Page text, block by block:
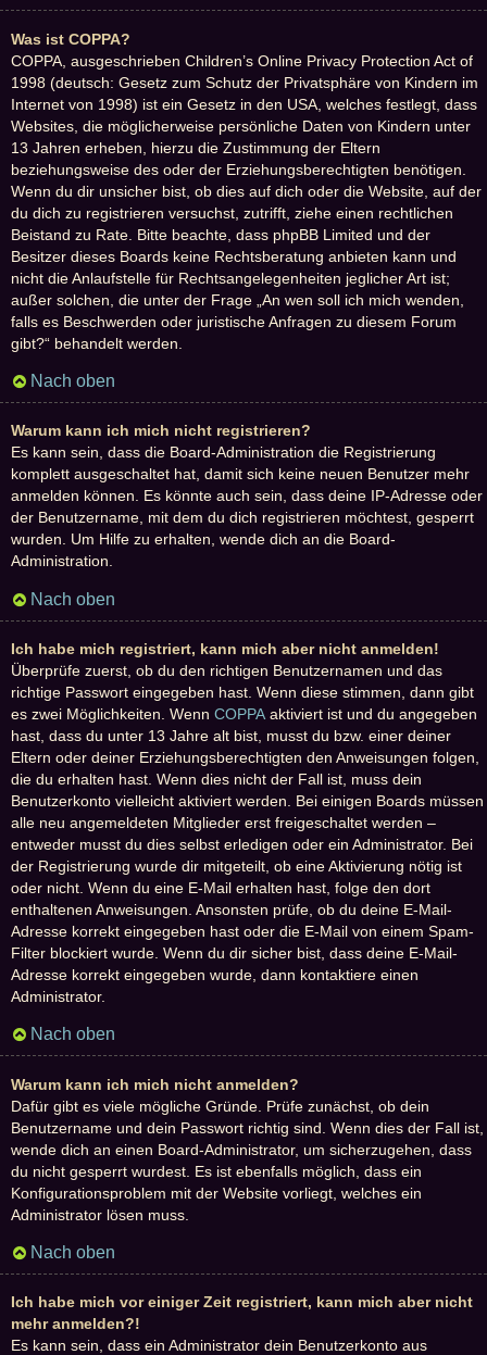
Was ist COPPA?
COPPA, ausgeschrieben Children’s Online Privacy Protection Act of
1998 (deutsch: Gesetz zum Schutz der Privatsphäre von Kindern im
Internet von 1998) ist ein Gesetz in den USA, welches festlegt, dass
Websites, die möglicherweise persönliche Daten von Kindern unter
13 Jahren erheben, hierzu die Zustimmung der Eltern
beziehungsweise des oder der Erziehungsberechtigten benötigen.
Wenn du dir unsicher bist, ob dies auf dich oder die Website, auf der
du dich zu registrieren versuchst, zutrifft, ziehe einen rechtlichen
Beistand zu Rate. Bitte beachte, dass phpBB Limited und der
Besitzer dieses Boards keine Rechtsberatung anbieten kann und
nicht die Anlaufstelle für Rechtsangelegenheiten jeglicher Art ist;
außer solchen, die unter der Frage „An wen soll ich mich wenden,
falls es Beschwerden oder juristische Anfragen zu diesem Forum
gibt?“ behandelt werden.
Nach oben
Warum kann ich mich nicht registrieren?
Es kann sein, dass die Board-Administration die Registrierung
komplett ausgeschaltet hat, damit sich keine neuen Benutzer mehr
anmelden können. Es könnte auch sein, dass deine IP-Adresse oder
der Benutzername, mit dem du dich registrieren möchtest, gesperrt
wurden. Um Hilfe zu erhalten, wende dich an die Board-
Administration.
Nach oben
Ich habe mich registriert, kann mich aber nicht anmelden!
Überprüfe zuerst, ob du den richtigen Benutzernamen und das
richtige Passwort eingegeben hast. Wenn diese stimmen, dann gibt
es zwei Möglichkeiten. Wenn COPPA aktiviert ist und du angegeben
hast, dass du unter 13 Jahre alt bist, musst du bzw. einer deiner
Eltern oder deiner Erziehungsberechtigten den Anweisungen folgen,
die du erhalten hast. Wenn dies nicht der Fall ist, muss dein
Benutzerkonto vielleicht aktiviert werden. Bei einigen Boards müssen
alle neu angemeldeten Mitglieder erst freigeschaltet werden –
entweder musst du dies selbst erledigen oder ein Administrator. Bei
der Registrierung wurde dir mitgeteilt, ob eine Aktivierung nötig ist
oder nicht. Wenn du eine E-Mail erhalten hast, folge den dort
enthaltenen Anweisungen. Ansonsten prüfe, ob du deine E-Mail-
Adresse korrekt eingegeben hast oder die E-Mail von einem Spam-
Filter blockiert wurde. Wenn du dir sicher bist, dass deine E-Mail-
Adresse korrekt eingegeben wurde, dann kontaktiere einen
Administrator.
Nach oben
Warum kann ich mich nicht anmelden?
Dafür gibt es viele mögliche Gründe. Prüfe zunächst, ob dein
Benutzername und dein Passwort richtig sind. Wenn dies der Fall ist,
wende dich an einen Board-Administrator, um sicherzugehen, dass
du nicht gesperrt wurdest. Es ist ebenfalls möglich, dass ein
Konfigurationsproblem mit der Website vorliegt, welches ein
Administrator lösen muss.
Nach oben
Ich habe mich vor einiger Zeit registriert, kann mich aber nicht
mehr anmelden?!
Es kann sein, dass ein Administrator dein Benutzerkonto aus